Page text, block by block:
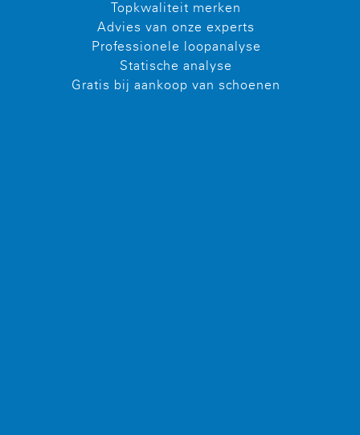
Topkwaliteit merken
Advies van onze experts
Professionele loopanalyse
Statische analyse
Gratis bij aankoop van schoenen